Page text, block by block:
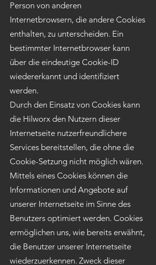
Person von anderen
Internetbrowsern, die andere Cookies
enthalten, zu unterscheiden. Ein
bestimmter Internetbrowser kann
über die eindeutige Cookie-ID
wiedererkannt und identifiziert
werden.
Durch den Einsatz von Cookies kann
die Hilworx den Nutzern dieser
Internetseite nutzerfreundlichere
Services bereitstellen, die ohne die
Cookie-Setzung nicht möglich wären.
Mittels eines Cookies können die
Informationen und Angebote auf
unserer Internetseite im Sinne des
Benutzers optimiert werden. Cookies
ermöglichen uns, wie bereits erwähnt,
die Benutzer unserer Internetseite
wiederzuerkennen. Zweck dieser